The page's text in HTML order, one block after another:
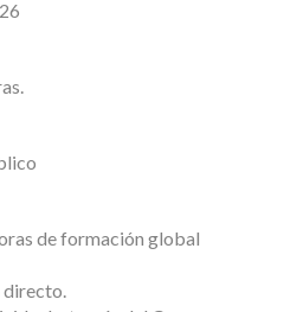
de formación global
directo.